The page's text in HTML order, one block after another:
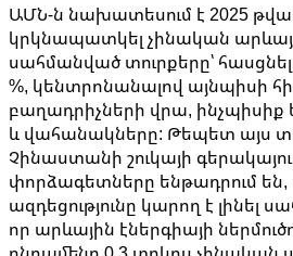
ԱՄՆ-ն նախատեսում է 2025
կրկնապատկել չինական
սահմանված տուրքերը՝
%, կենտրոնանալով այնպիսի
բաղադրիչների վրա, ինչպիսիք
և վահանակները: Թեպետ այս
Չինաստանի շուկայի
փորձագետները ենթադրում են,
ազդեցությունը կարող է
որ արևային էներգիայի